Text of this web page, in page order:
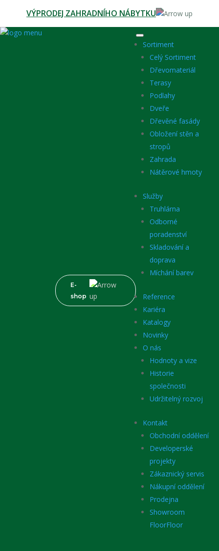
VÝPRODEJ ZAHRADNÍHO NÁBYTKU
E-
shop
Sortiment
Celý Sortiment
Dřevomateriál
Terasy
Podlahy
Dveře
Dřevěné fasády
Obložení stěn a
stropů
Zahrada
Nátěrové hmoty
Služby
Truhlárna
Odborné
poradenství
Skladování a
doprava
Míchání barev
Reference
Kariéra
Katalogy
Novinky
O nás
Hodnoty a vize
Historie
společnosti
Udržitelný rozvoj
Kontakt
Obchodní oddělení
Developerské
projekty
Zákaznický servis
Nákupní oddělení
Prodejna
Showroom
FloorFloor